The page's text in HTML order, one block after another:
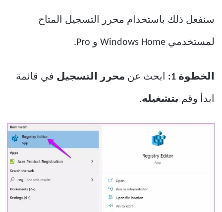
سنفعل ذلك باستخدام محرر التسجيل المتاح
لمستخدمي Windows Home و Pro.
الخطوة 1: ابحث عن محرر التسجيل في قائمة
ابدأ وقم بتشغيله.